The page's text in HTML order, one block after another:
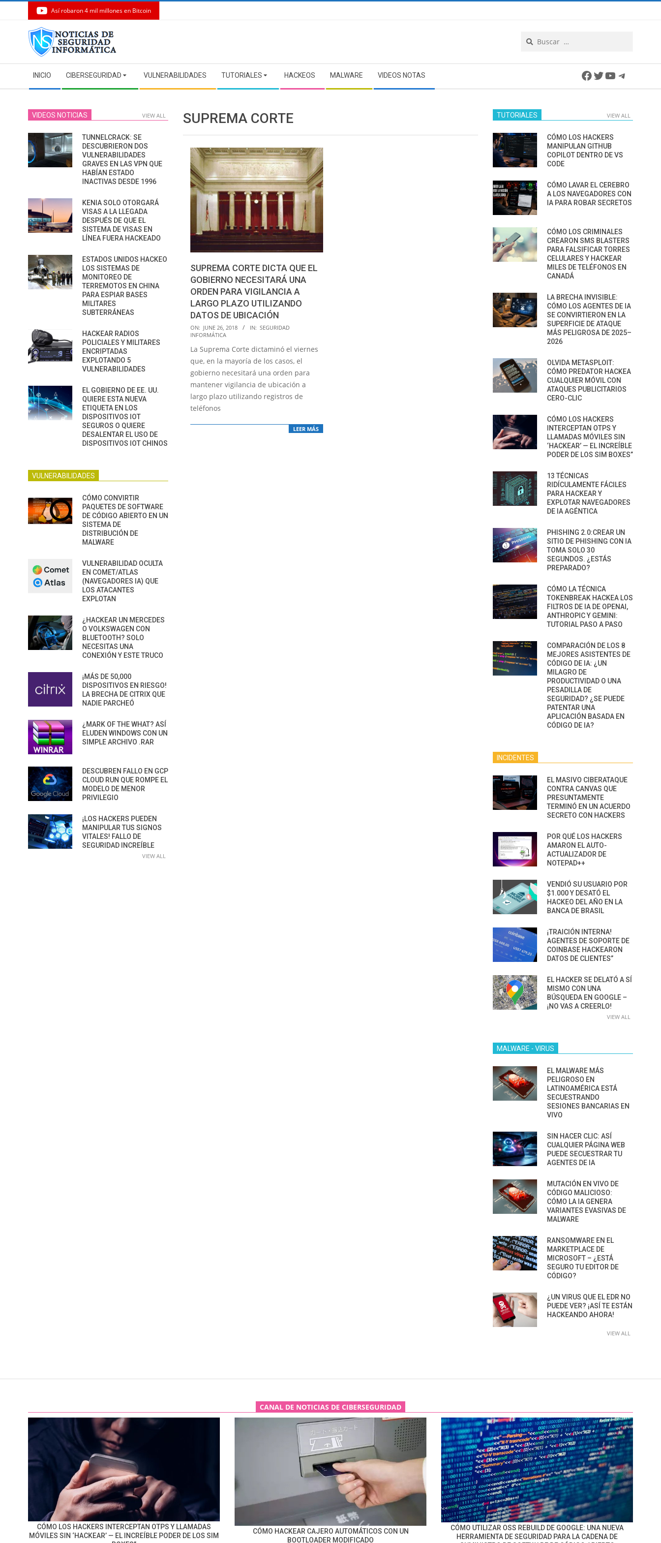
Así robaron 4 mil millones en Bitcoin
Navigation
Menu
INICIO CIBERSEGURIDAD VULNERABILIDADES TUTORIALES HACKEOS MALWARE VIDEOS NOTAS Facebook
Twitter
YouTube
SUPREMA CORTE
SUPREMA CORTE DICTA QUE EL
GOBIERNO NECESITARÁ UNA
ORDEN PARA VIGILANCIA A
LARGO PLAZO UTILIZANDO
DATOS DE UBICACIÓN
2018-
06-
26
ON: JUNE 26, 2018 IN: SEGURIDAD
INFORMÁTICA
La Suprema Corte dictaminó el viernes
que, en la mayoría de los casos, el
gobierno necesitará una orden para
mantener vigilancia de ubicación a
largo plazo utilizando registros de
teléfonos
LEER MÁS
VIDEOS NOTICIAS VIEW ALL
TUNNELCRACK: SE
DESCUBRIERON DOS
VULNERABILIDADES
GRAVES EN LAS VPN QUE
HABÍAN ESTADO
INACTIVAS DESDE 1996
KENIA SOLO OTORGARÁ
VISAS A LA LLEGADA
DESPUÉS DE QUE EL
SISTEMA DE VISAS EN
LÍNEA FUERA HACKEADO
ESTADOS UNIDOS HACKEO
LOS SISTEMAS DE
MONITOREO DE
TERREMOTOS EN CHINA
PARA ESPIAR BASES
MILITARES
SUBTERRÁNEAS
HACKEAR RADIOS
POLICIALES Y MILITARES
ENCRIPTADAS
EXPLOTANDO 5
VULNERABILIDADES
EL GOBIERNO DE EE. UU.
QUIERE ESTA NUEVA
ETIQUETA EN LOS
DISPOSITIVOS IOT
SEGUROS O QUIERE
DESALENTAR EL USO DE
DISPOSITIVOS IOT CHINOS
VULNERABILIDADES
CÓMO CONVIRTIR
PAQUETES DE SOFTWARE
DE CÓDIGO ABIERTO EN UN
SISTEMA DE
DISTRIBUCIÓN DE
MALWARE
VULNERABILIDAD OCULTA
EN COMET/ATLAS
(NAVEGADORES IA) QUE
LOS ATACANTES
EXPLOTAN
¿HACKEAR UN MERCEDES
O VOLKSWAGEN CON
BLUETOOTH? SOLO
NECESITAS UNA
CONEXIÓN Y ESTE TRUCO
¡MÁS DE 50,000
DISPOSITIVOS EN RIESGO!
LA BRECHA DE CITRIX QUE
NADIE PARCHEÓ
¿MARK OF THE WHAT? ASÍ
ELUDEN WINDOWS CON UN
SIMPLE ARCHIVO .RAR
DESCUBREN FALLO EN GCP
CLOUD RUN QUE ROMPE EL
MODELO DE MENOR
PRIVILEGIO
¡LOS HACKERS PUEDEN
MANIPULAR TUS SIGNOS
VITALES! FALLO DE
SEGURIDAD INCREÍBLE
VIEW ALL
TUTORIALES VIEW ALL
CÓMO LOS HACKERS
MANIPULAN GITHUB
COPILOT DENTRO DE VS
CODE
CÓMO LAVAR EL CEREBRO
A LOS NAVEGADORES CON
IA PARA ROBAR SECRETOS
CÓMO LOS CRIMINALES
CREARON SMS BLASTERS
PARA FALSIFICAR TORRES
CELULARES Y HACKEAR
MILES DE TELÉFONOS EN
CANADÁ
LA BRECHA INVISIBLE:
CÓMO LOS AGENTES DE IA
SE CONVIRTIERON EN LA
SUPERFICIE DE ATAQUE
MÁS PELIGROSA DE 2025–
2026
OLVIDA METASPLOIT:
CÓMO PREDATOR HACKEA
CUALQUIER MÓVIL CON
ATAQUES PUBLICITARIOS
CERO-CLIC
CÓMO LOS HACKERS
INTERCEPTAN OTPS Y
LLAMADAS MÓVILES SIN
‘HACKEAR’ — EL INCREÍBLE
PODER DE LOS SIM BOXES”
13 TÉCNICAS
RIDÍCULAMENTE FÁCILES
PARA HACKEAR Y
EXPLOTAR NAVEGADORES
DE IA AGÉNTICA
PHISHING 2.0:CREAR UN
SITIO DE PHISHING CON IA
TOMA SOLO 30
SEGUNDOS. ¿ESTÁS
PREPARADO?
CÓMO LA TÉCNICA
TOKENBREAK HACKEA LOS
FILTROS DE IA DE OPENAI,
ANTHROPIC Y GEMINI:
TUTORIAL PASO A PASO
COMPARACIÓN DE LOS 8
MEJORES ASISTENTES DE
CÓDIGO DE IA: ¿UN
MILAGRO DE
PRODUCTIVIDAD O UNA
PESADILLA DE
SEGURIDAD? ¿SE PUEDE
PATENTAR UNA
APLICACIÓN BASADA EN
CÓDIGO DE IA?
INCIDENTES
EL MASIVO CIBERATAQUE
CONTRA CANVAS QUE
PRESUNTAMENTE
TERMINÓ EN UN ACUERDO
SECRETO CON HACKERS
POR QUÉ LOS HACKERS
AMARON EL AUTO-
ACTUALIZADOR DE
NOTEPAD++
VENDIÓ SU USUARIO POR
$1.000 Y DESATÓ EL
HACKEO DEL AÑO EN LA
BANCA DE BRASIL
¡TRAICIÓN INTERNA!
AGENTES DE SOPORTE DE
COINBASE HACKEARON
DATOS DE CLIENTES”
EL HACKER SE DELATÓ A SÍ
MISMO CON UNA
BÚSQUEDA EN GOOGLE –
¡NO VAS A CREERLO!
VIEW ALL
MALWARE - VIRUS
EL MALWARE MÁS
PELIGROSO EN
LATINOAMÉRICA ESTÁ
SECUESTRANDO
SESIONES BANCARIAS EN
VIVO
SIN HACER CLIC: ASÍ
CUALQUIER PÁGINA WEB
PUEDE SECUESTRAR TU
AGENTES DE IA
MUTACIÓN EN VIVO DE
CÓDIGO MALICIOSO:
CÓMO LA IA GENERA
VARIANTES EVASIVAS DE
MALWARE
RANSOMWARE EN EL
MARKETPLACE DE
MICROSOFT – ¿ESTÁ
SEGURO TU EDITOR DE
CÓDIGO?
¿UN VIRUS QUE EL EDR NO
PUEDE VER? ¡ASÍ TE ESTÁN
HACKEANDO AHORA!
VIEW ALL
CANAL DE NOTICIAS DE CIBERSEGURIDAD
CÓMO LOS HACKERS INTERCEPTAN OTPS Y LLAMADAS
MÓVILES SIN ‘HACKEAR’ — EL INCREÍBLE PODER DE LOS SIM
CÓMO HACKEAR CAJERO AUTOMÁTICOS CON UN
BOOTLOADER MODIFICADO
CÓMO UTILIZAR OSS REBUILD DE GOOGLE: UNA NUEVA
HERRAMIENTA DE SEGURIDAD PARA LA CADENA DE